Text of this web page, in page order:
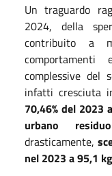
Un traguardo
2024, della
contribuito a
complessive del
infatti cresciuta
70,46% del 2023
urbano
drasticamente,
nel 2023 a 95,1